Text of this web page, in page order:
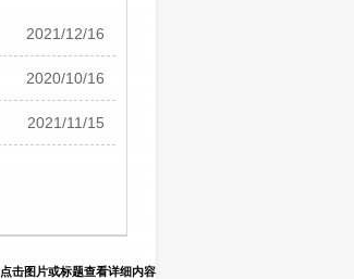
2021/12/16
2020/10/16
2021/11/15
点击图片或标题查看详细内容